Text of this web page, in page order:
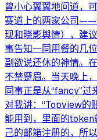
曾小心翼翼地问道，
赛道上的两家公司
现和晓影舆情），建
事告知一同用餐的几
副欲说还休的神情。
不禁蹙眉。当天晚上
同事正是从“fancy”
对我讲：“Topview的
能用到，里面的token
己的邮箱注册的，所